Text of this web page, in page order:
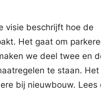
visie beschrijft hoe de
Het gaat om
we deel twee en
te staan.
bij nieuwbouw. Lees